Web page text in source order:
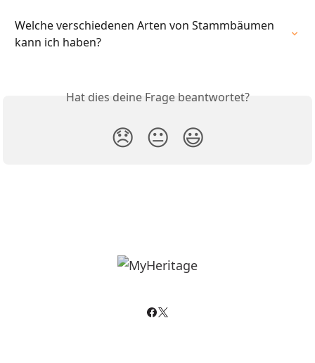
Welche verschiedenen Arten von Stammbäumen
kann ich haben?
Hat dies deine Frage beantwortet?
😞 😐 😃